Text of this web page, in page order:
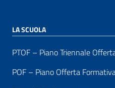
LA SCUOLA
PTOF – Piano Triennale
POF – Piano Offerta